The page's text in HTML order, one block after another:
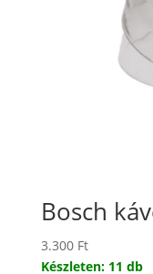
Bosch
3.300 Ft
Készleten: 11 db